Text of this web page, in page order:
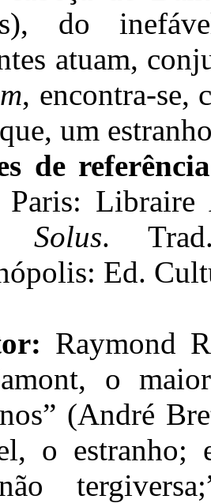
do
atuam,
, encontra-se,
um
de
Paris: Libraire
Solus.
Ed.
Raymond
o
(André
o estranho;